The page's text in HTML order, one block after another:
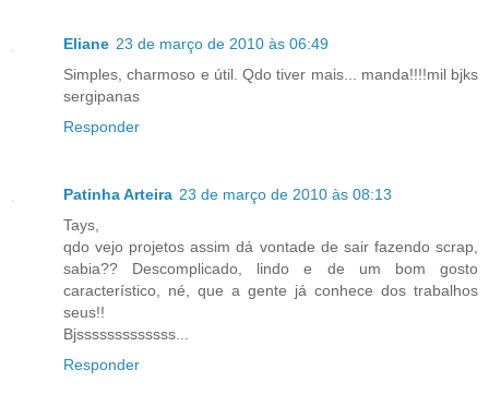
Eliane 23 de março de 2010 às 06:49
Simples, charmoso e útil. Qdo tiver mais... manda!!!!mil bjks
sergipanas
Responder
Patinha Arteira 23 de março de 2010 às 08:13
Tays,
qdo vejo projetos assim dá vontade de sair fazendo scrap,
sabia?? Descomplicado, lindo e de um bom gosto
característico, né, que a gente já conhece dos trabalhos
seus!!
Bjsssssssssssss...
Responder